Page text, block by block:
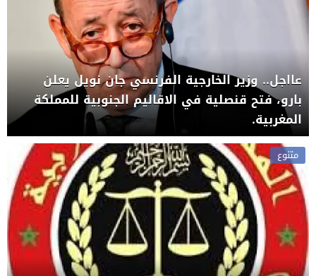
عااجل.. وزير الخارجية الفرنسي جان نويل يعلن
بارو، فتح قنصلية في الاقاليم الجنوبية للمملكة
المغربية.
متنوع